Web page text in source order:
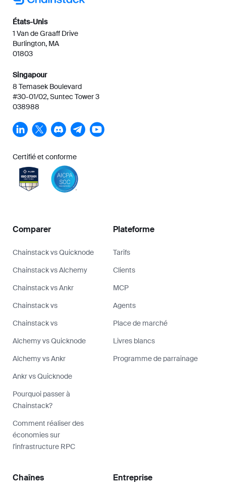
États-Unis
1 Van de Graaff Drive
Burlington, MA
01803
Singapour
8 Temasek Boulevard
#30-01/02, Suntec Tower 3
038988
Certifié et conforme
Comparer
Chainstack vs Quicknode
Chainstack vs Alchemy
Chainstack vs Ankr
Chainstack vs
Chainstack vs
Alchemy vs Quicknode
Alchemy vs Ankr
Ankr vs Quicknode
Pourquoi passer à
Chainstack?
Comment réaliser des
économies sur
l'infrastructure RPC
Plateforme
Tarifs
Clients
MCP
Agents
Place de marché
Livres blancs
Programme de parrainage
Chaînes Entreprise